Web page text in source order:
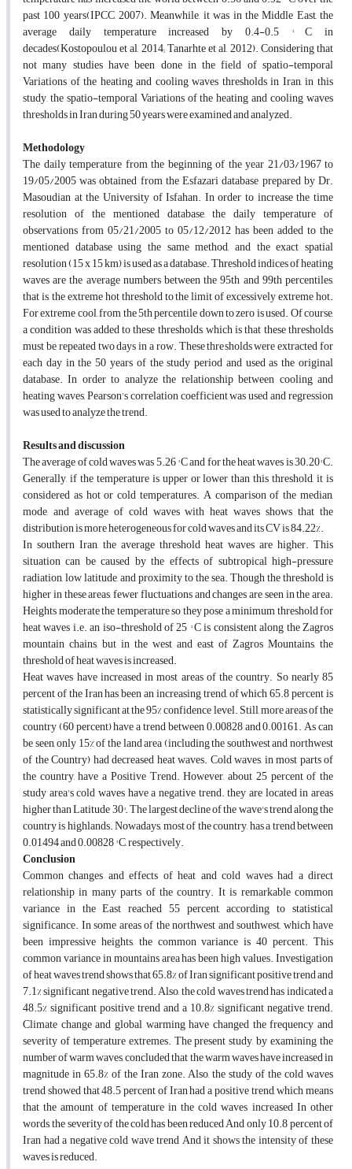
past 100 years(IPCC, 2007). Meanwhile, it was in the Middle East, the
average daily temperature increased by 0.4-0.5 ° C in
decades(Kostopoulou et al, 2014; Tanarhte et al, 2012). Considering that
not many studies have been done in the field of spatio-temporal
Variations of the heating and cooling waves thresholds in Iran, in this
study, the spatio-temporal Variations of the heating and cooling waves
thresholds in Iran during 50 years were examined and analyzed.
Methodology
The daily temperature from the beginning of the year 21/03/1967 to
19/05/2005 was obtained from the Esfazari database prepared by Dr.
Masoudian at the University of Isfahan. In order to increase the time
resolution of the mentioned database, the daily temperature of
observations from 05/21/2005 to 05/12/2012 has been added to the
mentioned database using the same method, and the exact spatial
resolution (15 x 15 km) is used as a database. Threshold indices of heating
waves are the average numbers between the 95th and 99th percentiles,
that is, the extreme hot threshold to the limit of excessively extreme hot.
For extreme cool, from the 5th percentile down to zero is used. Of course,
a condition was added to these thresholds, which is that these thresholds
must be repeated two days in a row. These thresholds were extracted for
each day in the 50 years of the study period and used as the original
database. In order to analyze the relationship between cooling and
heating waves, Pearson's correlation coefficient was used and regression
was used to analyze the trend.
Results and discussion
The average of cold waves was 5.26 ° C and for the heat waves is 30.20° C.
Generally, if the temperature is upper or lower than this threshold, it is
considered as hot or cold temperatures. A comparison of the median,
mode, and average of cold waves with heat waves shows that the
distribution is more heterogeneous for cold waves and its CV is 84.22%.
In southern Iran, the average threshold heat waves are higher. This
situation can be caused by the effects of subtropical high-pressure
radiation, low latitude, and proximity to the sea. Though the threshold is
higher in these areas, fewer fluctuations and changes are seen in the area.
Heights moderate the temperature so they pose a minimum threshold for
heat waves i.e. an iso-threshold of 25 ° C is consistent along the Zagros
mountain chains, but in the west and east of Zagros Mountains, the
threshold of heat waves is increased.
Heat waves have increased in most areas of the country. So nearly 85
percent of the Iran has been an increasing trend, of which 65.8 percent is
statistically significant at the 95% confidence level. Still, more areas of the
country (60 percent) have a trend between 0.00828 and 0.00161. As can
be seen, only 15% of the land area (including the southwest and northwest
of the Country) had decreased heat waves. Cold waves, in most parts of
the country, have a Positive Trend. However, about 25 percent of the
study area's cold waves have a negative trend. they are located in areas
higher than Latitude 30°. The largest decline of the wave's trend along the
country is highlands. Nowadays, most of the country, has a trend between
0.01494 and 0.00828 ° C, respectively.
Conclusion
Common changes and effects of heat and cold waves had a direct
relationship in many parts of the country. It is remarkable common
variance in the East reached 55 percent, according to statistical
significance. In some areas of the northwest and southwest, which have
been impressive heights, the common variance is 40 percent. This
common variance in mountains area has been high values. Investigation
of heat waves trend shows that 65.8% of Iran significant positive trend and
7.1% significant negative trend. Also, the cold waves trend has indicated a
48.5% significant positive trend and a 10.8% significant negative trend.
Climate change and global warming have changed the frequency and
severity of temperature extremes. The present study, by examining the
number of warm waves, concluded that the warm waves have increased in
magnitude in 65.8% of the Iran zone. Also, the study of the cold waves
trend showed that 48.5 percent of Iran had a positive trend, which means
that the amount of temperature in the cold waves increased In other
words, the severity of the cold has been reduced And only 10.8 percent of
Iran had a negative cold wave trend And it shows the intensity of these
waves is reduced.